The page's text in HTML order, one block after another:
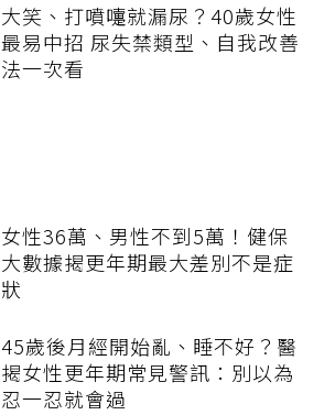
大笑、打噴嚏就漏尿？40歲女性
最易中招 尿失禁類型、自我改善
法一次看
女性36萬、男性不到5萬！健保
大數據揭更年期最大差別不是症
狀
45歲後月經開始亂、睡不好？醫
揭女性更年期常見警訊：別以為
忍一忍就會過